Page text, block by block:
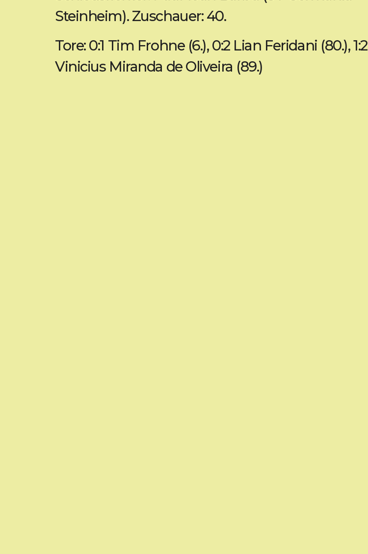
Steinheim). Zuschauer: 40.
Tore: 0:1 Tim Frohne (6.), 0:2 Lian Feridani (80.), 1:2
Vinicius Miranda de Oliveira (89.)